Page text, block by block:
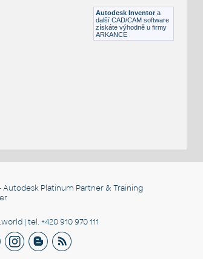
Plastové součásti
Autodesk Inventor a
další CAD/CAM software
získáte výhodně u firmy
ARKANCE
Autodesk Platinum Partner & Training
| tel. +420 910 970 111